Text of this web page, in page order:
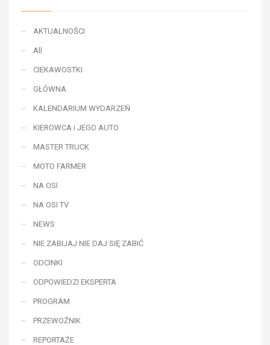
AKTUALNOŚCI
All
CIEKAWOSTKI
GŁÓWNA
KALENDARIUM WYDARZEŃ
KIEROWCA i JEGO AUTO
MASTER TRUCK
MOTO FARMER
NA OSI
NA OSI TV
NEWS
NIE ZABIJAJ NIE DAJ SIĘ ZABIĆ
ODCINKI
ODPOWIEDZI EKSPERTA
PROGRAM
PRZEWOŹNIK
REPORTAŻE